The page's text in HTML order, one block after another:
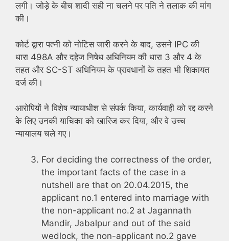
लगी। जोड़े के बीच शादी सही ना चलने पर पति ने तलाक की मांग
की।
कोर्ट द्वारा पत्नी को नोटिस जारी करने के बाद, उसने IPC की
धारा 498A और दहेज निषेध अधिनियम की धारा 3 और 4 के
तहत और SC-ST अधिनियम के प्रावधानों के तहत भी शिकायत
दर्ज की।
आरोपियों ने विशेष न्यायाधीश से संपर्क किया, कार्यवाही को रद्द करने
के लिए उनकी याचिका को खारिज कर दिया, और वे उच्च
न्यायालय चले गए।
For deciding the correctness of the order,
the important facts of the case in a
nutshell are that on 20.04.2015, the
applicant no.1 entered into marriage with
the non-applicant no.2 at Jagannath
Mandir, Jabalpur and out of the said
wedlock, the non-applicant no.2 gave